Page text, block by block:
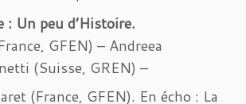
: Un peu d’Histoire.
GFEN) – Andreea
(Suisse, GREN) –
(France, GFEN). En écho : La